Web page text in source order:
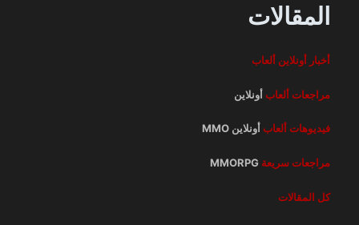
المقالات
أخبار أونلاين ألعاب
مراجعات ألعاب أونلاين
فيديوهات ألعاب أونلاين MMO
مراجعات سريعة
كل المقالات